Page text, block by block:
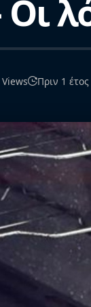
Views Πριν 1 έτος